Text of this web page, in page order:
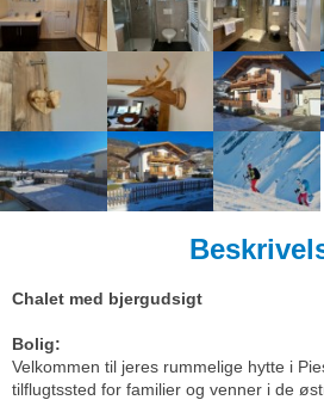
Chalet med bjergudsigt
Bolig:
Velkommen til jeres rummelige hytte i
tilflugtssted for familier og venner i de